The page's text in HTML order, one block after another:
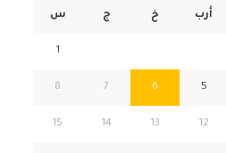
أرب خ ج س
1
5
6
7
8
12
13
14
15